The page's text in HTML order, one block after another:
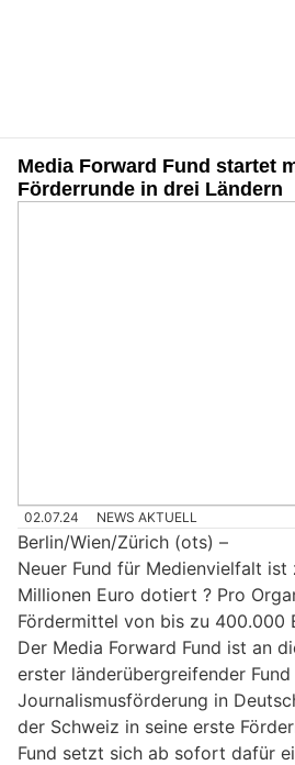
Media Forward Fund startet
Förderrunde in drei Ländern
02.07.24 NEWS AKTUELL
Berlin/Wien/Zürich (ots) –
Neuer Fund für Medienvielfalt
Millionen Euro dotiert ? Pro
Fördermittel von bis zu 400.000
Der Media Forward Fund ist an
erster länderübergreifender
Journalismusförderung in
der Schweiz in seine erste
Fund setzt sich ab sofort dafür